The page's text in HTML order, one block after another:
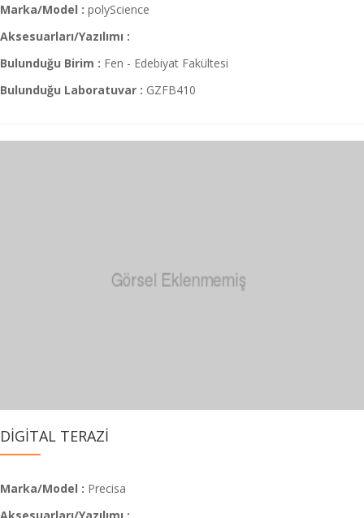
Marka/Model : polyScience
Aksesuarları/Yazılımı :
Bulunduğu Birim : Fen - Edebiyat Fakültesi
Bulunduğu Laboratuvar : GZFB410
DİGİTAL TERAZİ
Marka/Model : Precisa